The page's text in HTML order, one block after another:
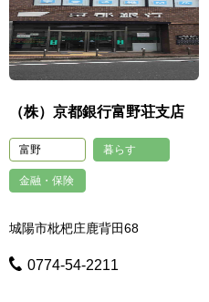
（株）京都銀行富野荘支店
富野 暮らす
金融・保険
城陽市枇杷庄鹿背田68
0774-54-2211